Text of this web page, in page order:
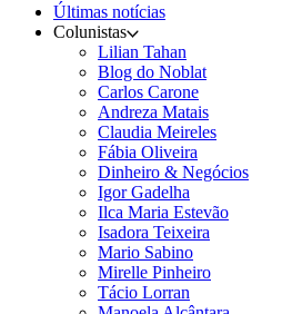
Últimas notícias
Colunistas
Lilian Tahan
Blog do Noblat
Carlos Carone
Andreza Matais
Claudia Meireles
Fábia Oliveira
Dinheiro & Negócios
Igor Gadelha
Ilca Maria Estevão
Isadora Teixeira
Mario Sabino
Mirelle Pinheiro
Tácio Lorran